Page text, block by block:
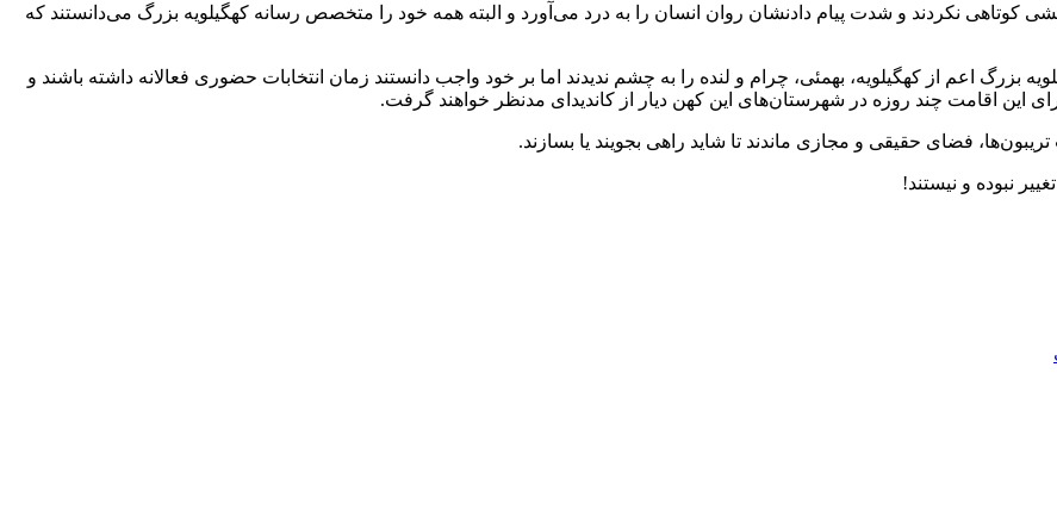
کوتاهی نکردند و شدت پیام دادنشان روان انسان را به درد می‌آورد و البته همه خود را متخصص رسانه کهگیلویه بزرگ می‌دانستند که
اعم از کهگیلویه، بهمئی، چرام و لنده را به چشم ندیدند اما بر خود واجب دانستند زمان انتخابات حضوری فعالانه داشته باشند و
این اقامت چند روزه در شهرستان‌های این کهن دیار از کاندیدای مدنظر خواهند گرفت.
فضای حقیقی و مجازی ماندند تا شاید راهی بجویند یا بسازند.
نبوده و نیستند!